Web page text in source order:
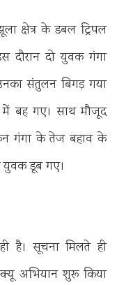
क्षेत्र के डबल ट्रिपल
दौरान दो युवक गंगा
संतुलन बिगड़ गया
बह गए। साथ मौजूद
गंगा के तेज बहाव के
युवक डूब गए।
है। सूचना मिलते ही
अभियान शुरू किया